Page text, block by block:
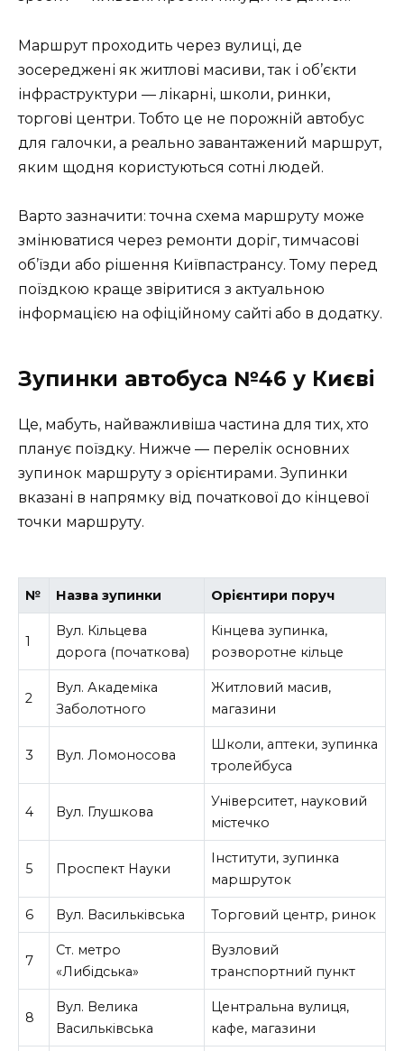
Маршрут проходить через вулиці, де
зосереджені як житлові масиви, так і об’єкти
інфраструктури — лікарні, школи, ринки,
торгові центри. Тобто це не порожній автобус
для галочки, а реально завантажений маршрут,
яким щодня користуються сотні людей.
Варто зазначити: точна схема маршруту може
змінюватися через ремонти доріг, тимчасові
об’їзди або рішення Київпастрансу. Тому перед
поїздкою краще звіритися з актуальною
інформацією на офіційному сайті або в додатку.
Зупинки автобуса №46 у Києві
Це, мабуть, найважливіша частина для тих, хто
планує поїздку. Нижче — перелік основних
зупинок маршруту з орієнтирами. Зупинки
вказані в напрямку від початкової до кінцевої
точки маршруту.
№ Назва зупинки Орієнтири поруч
1
Вул. Кільцева
дорога (початкова)
Кінцева зупинка,
розворотне кільце
2
Вул. Академіка
Заболотного
Житловий масив,
магазини
3 Вул. Ломоносова
Школи, аптеки, зупинка
тролейбуса
4 Вул. Глушкова
Університет, науковий
містечко
5 Проспект Науки
Інститути, зупинка
маршруток
6 Вул. Васильківська Торговий центр, ринок
7
Ст. метро
«Либідська»
Вузловий
транспортний пункт
8
Вул. Велика
Васильківська
Центральна вулиця,
кафе, магазини